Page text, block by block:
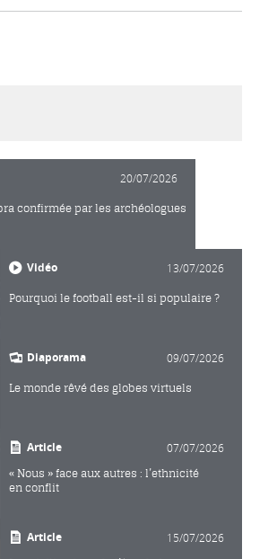
20/07/2026
confirmée par les archéologues
Vidéo 13/07/2026
Pourquoi le football est-il si populaire ?
Diaporama 09/07/2026
Le monde rêvé des globes virtuels
Article 07/07/2026
« Nous » face aux autres : l’ethnicité
en conflit
Article 15/07/2026